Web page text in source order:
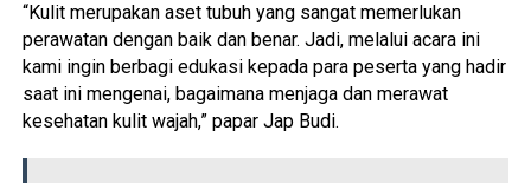
“Kulit merupakan aset tubuh yang sangat memerlukan
perawatan dengan baik dan benar. Jadi, melalui acara ini
kami ingin berbagi edukasi kepada para peserta yang hadir
saat ini mengenai, bagaimana menjaga dan merawat
kesehatan kulit wajah,” papar Jap Budi.